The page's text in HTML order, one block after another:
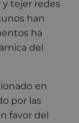
y tejer redes
han
ha
del
en
por las
favor del